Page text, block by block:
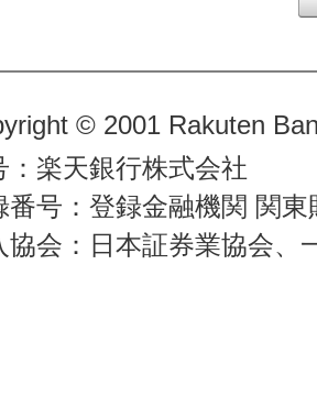
© 2001 Rakuten
：楽天銀行株式会社
番号：登録金融機関 関
協会：日本証券業協会、